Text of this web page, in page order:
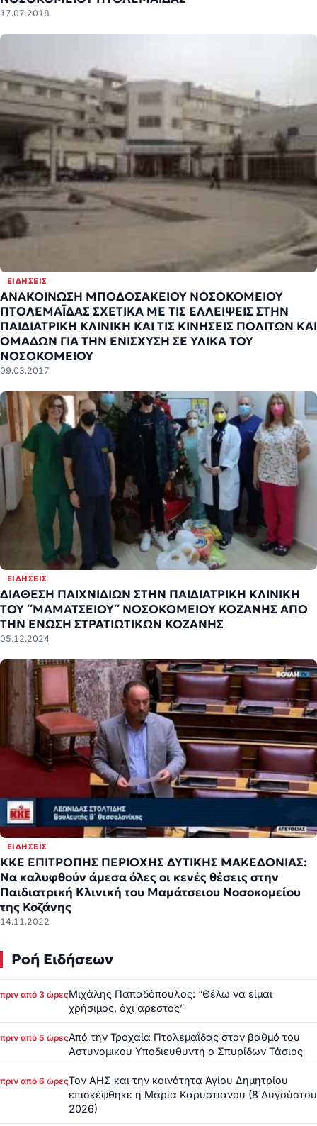
17.07.2018
ΕΙΔΉΣΕΙΣ
ΑΝΑΚΟΙΝΩΣΗ ΜΠΟΔΟΣΑΚΕΙΟΥ ΝΟΣΟΚΟΜΕΙΟΥ
ΠΤΟΛΕΜΑΪΔΑΣ ΣΧΕΤΙΚΑ ΜΕ ΤΙΣ ΕΛΛΕΙΨΕΙΣ ΣΤΗΝ
ΠΑΙΔΙΑΤΡΙΚΗ ΚΛΙΝΙΚΗ ΚΑΙ ΤΙΣ ΚΙΝΗΣΕΙΣ ΠΟΛΙΤΩΝ ΚΑΙ
ΟΜΑΔΩΝ ΓΙΑ ΤΗΝ ΕΝΙΣΧΥΣΗ ΣΕ ΥΛΙΚΑ ΤΟΥ
ΝΟΣΟΚΟΜΕΙΟΥ
09.03.2017
ΕΙΔΉΣΕΙΣ
ΔΙΑΘΕΣΗ ΠΑΙΧΝΙΔΙΩΝ ΣΤΗΝ ΠΑΙΔΙΑΤΡΙΚΗ ΚΛΙΝΙΚΗ
ΤΟΥ ΄΄ΜΑΜΑΤΣΕΙΟΥ΄΄ ΝΟΣΟΚΟΜΕΙΟΥ ΚΟΖΑΝΗΣ ΑΠΟ
ΤΗΝ ΕΝΩΣΗ ΣΤΡΑΤΙΩΤΙΚΩΝ ΚΟΖΑΝΗΣ
05.12.2024
ΕΙΔΉΣΕΙΣ
ΚΚΕ ΕΠΙΤΡΟΠΗΣ ΠΕΡΙΟΧΗΣ ΔΥΤΙΚΗΣ ΜΑΚΕΔΟΝΙΑΣ:
Να καλυφθούν άμεσα όλες οι κενές θέσεις στην
Παιδιατρική Κλινική του Μαμάτσειου Νοσοκομείου
της Κοζάνης
14.11.2022
Ροή Ειδήσεων
πριν από 3 ώρεςΜιχάλης Παπαδόπουλος: “Θέλω να είμαι
χρήσιμος, όχι αρεστός”
πριν από 5 ώρεςΑπό την Τροχαία Πτολεμαΐδας στον βαθμό του
Αστυνομικού Υποδιευθυντή ο Σπυρίδων Τάσιος
πριν από 6 ώρεςΤον ΑΗΣ και την κοινότητα Αγίου Δημητρίου
επισκέφθηκε η Μαρία Καρυστιανου (8 Αυγούστου
2026)